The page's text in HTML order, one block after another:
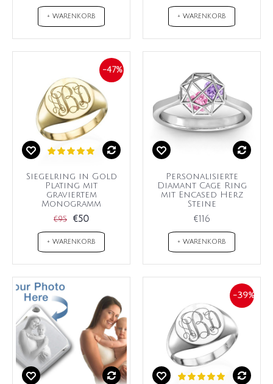
+ WARENKORB + WARENKORB
-47%
Siegelring in Gold
Plating mit
graviertem
Monogramm
€95 €50
+ WARENKORB
Personalisierte
Diamant Cage Ring
mit Encased Herz
Steine
€116
+ WARENKORB
-39%